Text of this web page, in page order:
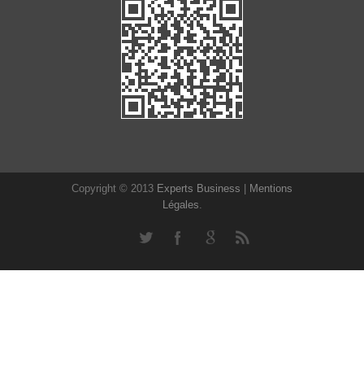
Copyright © 2013 Experts Business
Mentions
Légales.